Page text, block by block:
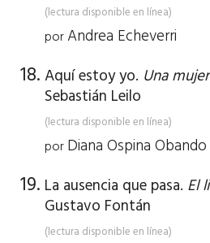
(lectura disponible en línea)
porAndrea Echeverri
Aquí estoy yo. Una
Sebastián Leilo
(lectura disponible en línea)
porDiana Ospina Obando
La ausencia que pasa. El
Gustavo Fontán
(lectura disponible en línea)